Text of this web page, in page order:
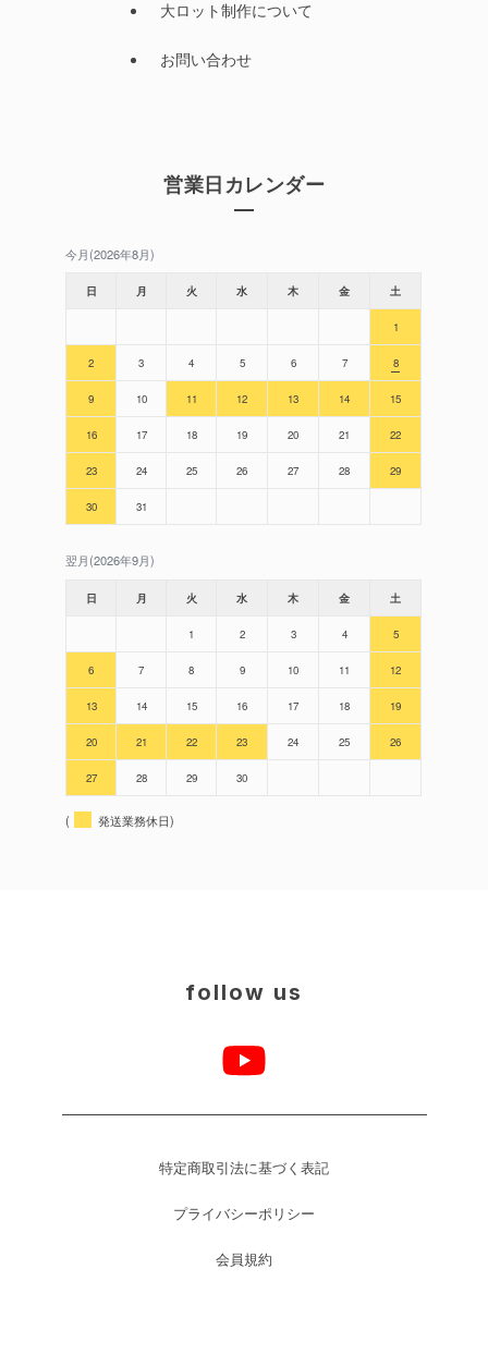
大ロット制作について
お問い合わせ
営業日カレンダー
今月(2026年8月)
日 月 火 水 木 金 土
1
2 3 4 5 6 7 8
9 10 11 12 13 14 15
16 17 18 19 20 21 22
23 24 25 26 27 28 29
30 31
翌月(2026年9月)
日 月 火 水 木 金 土
1 2 3 4 5
6 7 8 9 10 11 12
13 14 15 16 17 18 19
20 21 22 23 24 25 26
27 28 29 30
( 発送業務休日)
follow us
特定商取引法に基づく表記
プライバシーポリシー
会員規約